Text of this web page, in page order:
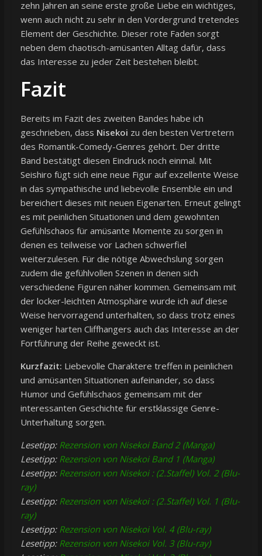
zehn Jahren an seine erste große Liebe ein wichtiges,
wenn auch nicht zu sehr in den Vordergrund tretendes
Element der Geschichte. Dieser rote Faden sorgt
neben dem chaotisch-amüsanten Alltag dafür, dass
das Interesse zu jeder Zeit bestehen bleibt.
Fazit
Bereits im Fazit des zweiten Bandes habe ich
geschrieben, dass Nisekoi zu den besten Vertretern
des Romantik-Comedy-Genres gehört. Der dritte
Band bestätigt diesen Eindruck noch einmal. Mit
Seishiro fügt sich eine neue Figur auf exzellente Weise
in das sympathische und liebevolle Ensemble ein und
bereichert dieses mit neuen Eigenarten. Erneut gelingt
es mit peinlichen Situationen und dem gewohnten
Gefühlschaos für amüsante Momente zu sorgen in
denen es teilweise vor Lachen schwerfiel
weiterzulesen. Für die nötige Abwechslung sorgen
zudem die gefühlvollen Szenen in denen sich
verschiedene Figuren näher kommen. Gemeinsam mit
der locker-leichten Atmosphäre wurde ich auf diese
Weise hervorragend unterhalten, so dass trotz eines
weniger harten Cliffhangers auch das Interesse an der
Fortführung der Reihe geweckt ist.
Kurzfazit: Liebevolle Charaktere treffen in peinlichen
und amüsanten Situationen aufeinander, so dass
Humor und Gefühlschaos gemeinsam mit der
interessanten Geschichte für erstklassige Genre-
Unterhaltung sorgen.
Lesetipp: Rezension von Nisekoi Band 2 (Manga)
Lesetipp: Rezension von Nisekoi Band 1 (Manga)
Lesetipp: Rezension von Nisekoi : (2.Staffel) Vol. 2 (Blu-
ray)
Lesetipp: Rezension von Nisekoi : (2.Staffel) Vol. 1 (Blu-
ray)
Lesetipp: Rezension von Nisekoi Vol. 4 (Blu-ray)
Lesetipp: Rezension von Nisekoi Vol. 3 (Blu-ray)